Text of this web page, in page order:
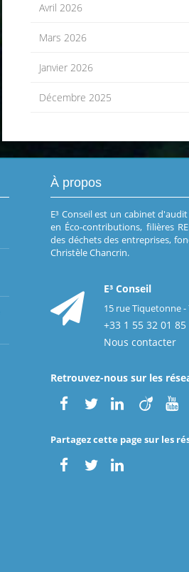
Avril 2026
Mars 2026
Janvier 2026
Décembre 2025
À propos
E³ Conseil est un cabinet
en Éco-contributions, filières
des déchets des entreprises,
Christèle Chancrin.
E³ Conseil
15 rue Tiquetonne -
+33 1 55 32 01 85
Nous contacter
Retrouvez-nous sur les
Partagez cette page sur les